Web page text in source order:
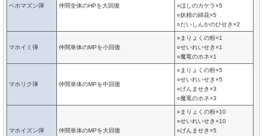
ベホマズン弾 仲間全体のHPを大回復
○ほしのカケラ×5
○妖精の綿花×5
○だいしんかのひせき×2
マホイミ弾 仲間単体のMPを小回復
○まりょくの粉×1
○せいれいせき×1
○魔竜のホネ×1
マホリク弾 仲間単体のMPを中回復
○まりょくの粉×5
○せいれいせき×5
○げんませき×3
○魔竜のホネ×3
マホイズン弾 仲間単体のMPを大回復
○まりょくの粉×10
○せいれいせき×10
○げんませき×5